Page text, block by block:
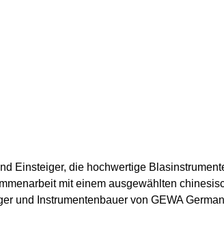
Einsteiger, die hochwertige
mit einem ausgewählten
und Instrumentenbauer von GEWA
musikalisch sicher und mit Freude